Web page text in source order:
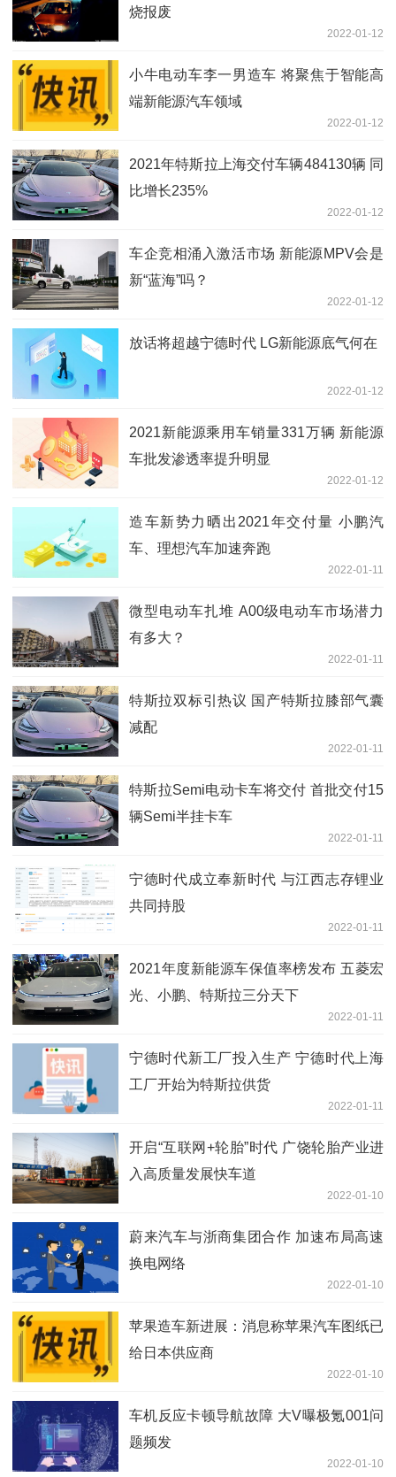
烧报废
2022-01-12
小牛电动车李一男造车 将聚焦于智能高
端新能源汽车领域
2022-01-12
2021年特斯拉上海交付车辆484130辆 同
比增长235%
2022-01-12
车企竞相涌入激活市场 新能源MPV会是
新“蓝海”吗？
2022-01-12
放话将超越宁德时代 LG新能源底气何在
2022-01-12
2021新能源乘用车销量331万辆 新能源
车批发渗透率提升明显
2022-01-12
造车新势力晒出2021年交付量 小鹏汽
车、理想汽车加速奔跑
2022-01-11
微型电动车扎堆 A00级电动车市场潜力
有多大？
2022-01-11
特斯拉双标引热议 国产特斯拉膝部气囊
减配
2022-01-11
特斯拉Semi电动卡车将交付 首批交付15
辆Semi半挂卡车
2022-01-11
宁德时代成立奉新时代 与江西志存锂业
共同持股
2022-01-11
2021年度新能源车保值率榜发布 五菱宏
光、小鹏、特斯拉三分天下
2022-01-11
宁德时代新工厂投入生产 宁德时代上海
工厂开始为特斯拉供货
2022-01-11
开启“互联网+轮胎”时代 广饶轮胎产业进
入高质量发展快车道
2022-01-10
蔚来汽车与浙商集团合作 加速布局高速
换电网络
2022-01-10
苹果造车新进展：消息称苹果汽车图纸已
给日本供应商
2022-01-10
车机反应卡顿导航故障 大V曝极氪001问
题频发
2022-01-10